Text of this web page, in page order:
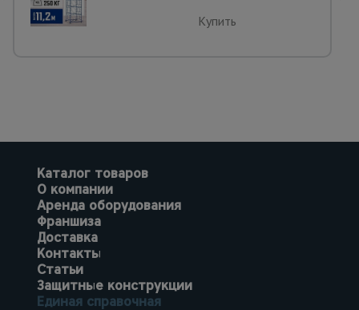
Купить
Каталог товаров
О компании
Аренда оборудования
Франшиза
Доставка
Контакты
Статьи
Защитные конструкции
Единая справочная